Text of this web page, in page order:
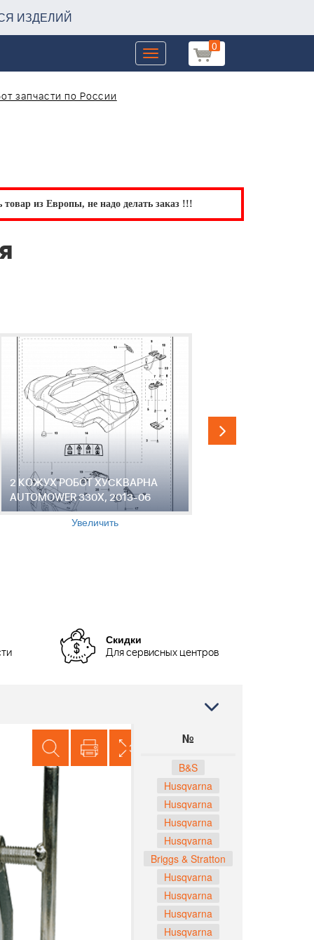
ИЗДЕЛИЙ
0
Toggle
navigation
запчасти по России
из Европы, не надо делать заказ !!!
2 КОЖУХ РОБОТ ХУСКВАРНА
AUTOMOWER 330X, 2013-06
Увеличить
Скидки
Для сервисных центров
№
B&S
Husqvarna
Husqvarna
Husqvarna
Husqvarna
Briggs & Stratton
Husqvarna
Husqvarna
Husqvarna
Husqvarna